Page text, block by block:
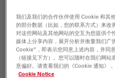
我们及我们的合作伙伴使用 Cookie 和其
的部分数据（比如，您的联系方式）来改
对这些网站及其他网站的交互为您提供个
媒体上分享内容，展开分析并衡量我们广
Cookie”，即表示您同意上述内容，并同
（链接见下方）。您可以随时在我们网
意偏好。请查看我们的《Cookie 通知》
Cookie Notice